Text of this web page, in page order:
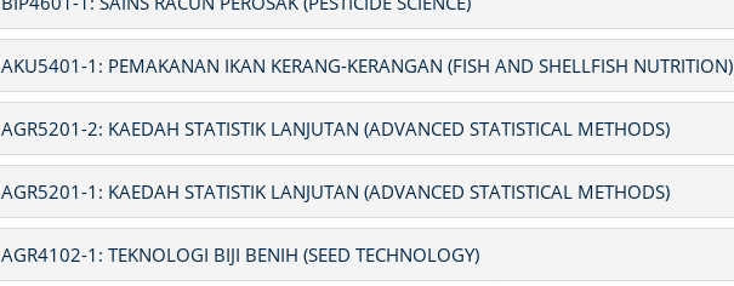
AKU5401-1: PEMAKANAN IKAN KERANG-KERANGAN (FISH AND SHELLFISH NUTRITION)
AGR5201-2: KAEDAH STATISTIK LANJUTAN (ADVANCED STATISTICAL METHODS)
AGR5201-1: KAEDAH STATISTIK LANJUTAN (ADVANCED STATISTICAL METHODS)
AGR4102-1: TEKNOLOGI BIJI BENIH (SEED TECHNOLOGY)